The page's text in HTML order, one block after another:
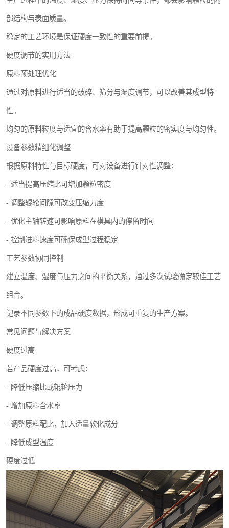
部结构与表面质量。
稳定的工艺环境是保证硬度一致性的重要前提。
硬度调节的实用方法
原料预处理优化
通过对原料进行适当的破碎、筛分与湿度调节，可以改善其成型特
性。
均匀的原料粒度与适宜的含水率有助于提高颗粒的密实度与均匀性。
设备参数精细化调整
根据原料特性与目标硬度，可对设备进行针对性调整：
- 适当提高压缩比可增加颗粒密度
- 调整辊轮间隙可改变压缩力度
- 优化主轴转速可影响原料在模具内的停留时间
- 控制进料速度可确保成型过程稳定
工艺参数协同控制
建立温度、湿度与压力之间的平衡关系，通过多次试验确定较佳工艺
组合。
记录不同参数下的成品硬度数据，形成可重复的生产方案。
常见问题与解决方案
硬度过高
若产品硬度过高，可考虑：
- 降低压缩比或辊轮压力
- 增加原料含水率
- 调整原料配比，加入适量软化成分
- 降低成型温度
硬度过低